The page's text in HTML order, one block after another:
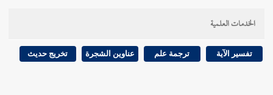
في قلوبهم فأنزل السكينة عليهم وأثابهم فتحا قريبا
فحيث تقرر أن من اتبع غير سبيلهم ولاه الله ما تولى
الخدمات العلمية
تفسير الآية ترجمة علم عناوين الشجرة تخريج حديث